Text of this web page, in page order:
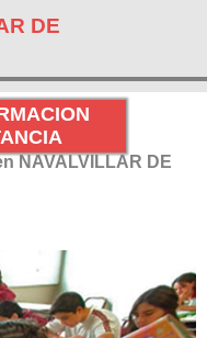
DE
NAVALVILLAR DE